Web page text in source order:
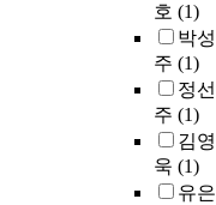
호 (1)
박성
주 (1)
정선
주 (1)
김영
욱 (1)
유은